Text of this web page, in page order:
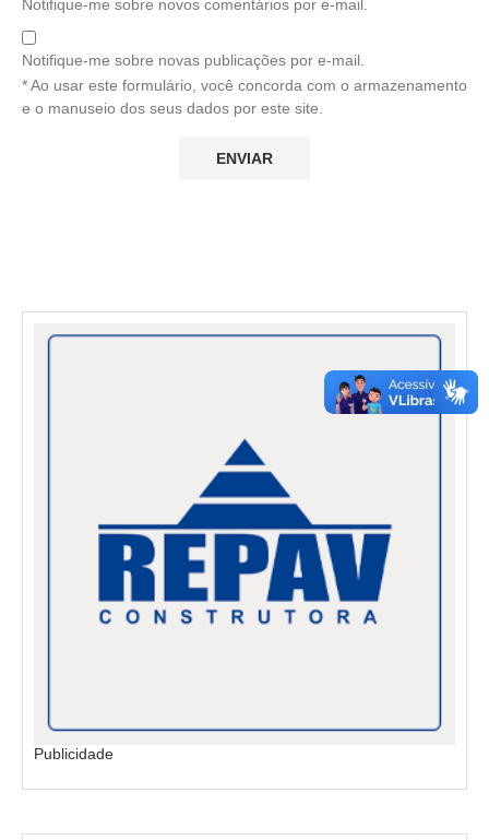
Notifique-me sobre novos comentários por e-mail.
Notifique-me sobre novas publicações por e-mail.
* Ao usar este formulário, você concorda com o armazenamento
e o manuseio dos seus dados por este site.
Publicidade